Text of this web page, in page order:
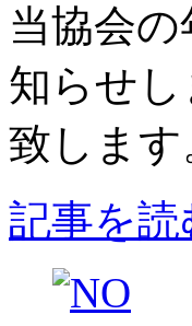
当協会
知らせ
致します
記事を読